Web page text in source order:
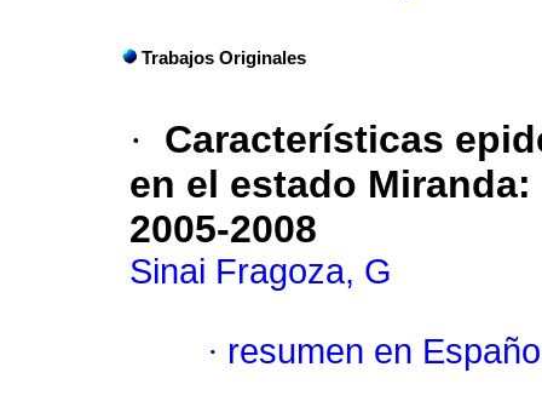
Trabajos Originales
·
Características
en el estado Miranda:
2005-2008
Sinai Fragoza, G
· resumen en